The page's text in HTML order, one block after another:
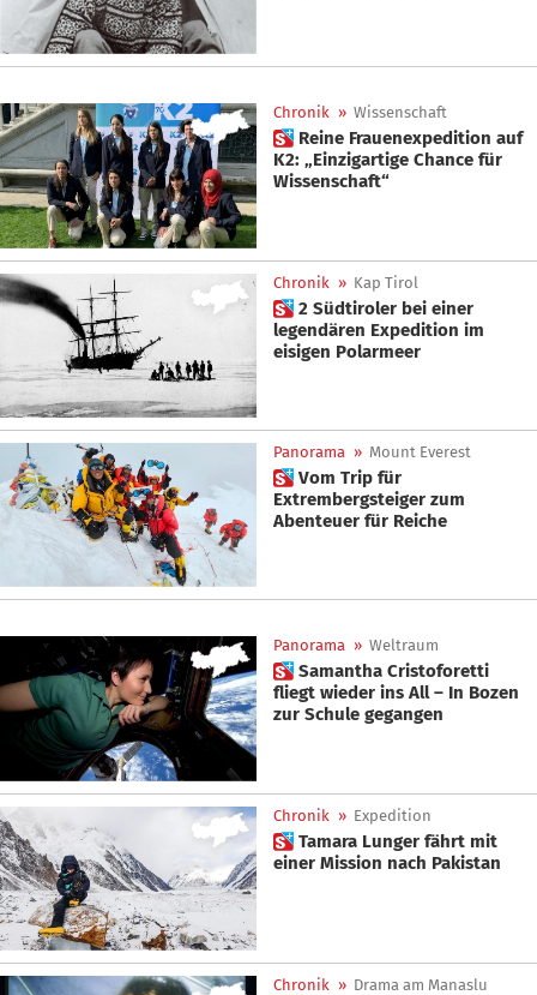
Chronik » Wissenschaft
 Reine Frauenexpedition auf
K2: „Einzigartige Chance für
Wissenschaft“
Chronik » Kap Tirol
 2 Südtiroler bei einer
legendären Expedition im
eisigen Polarmeer
Panorama » Mount Everest
 Vom Trip für
Extrembergsteiger zum
Abenteuer für Reiche
Panorama » Weltraum
 Samantha Cristoforetti
fliegt wieder ins All – In Bozen
zur Schule gegangen
Chronik » Expedition
 Tamara Lunger fährt mit
einer Mission nach Pakistan
Chronik » Drama am Manaslu